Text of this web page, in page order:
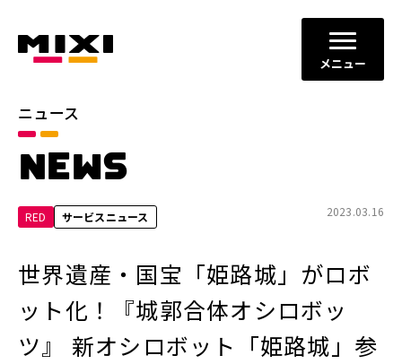
メニュー
ニュース
NEWS
RED サービスニュース 2023.03.16
世界遺産・国宝「姫路城」がロボ
ット化！『城郭合体オシロボッ
ツ』 新オシロボット「姫路城」参
カテゴリ
お知らせ
2026年 2025年